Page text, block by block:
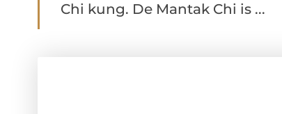
Chi kung. De Mantak Chi is ...